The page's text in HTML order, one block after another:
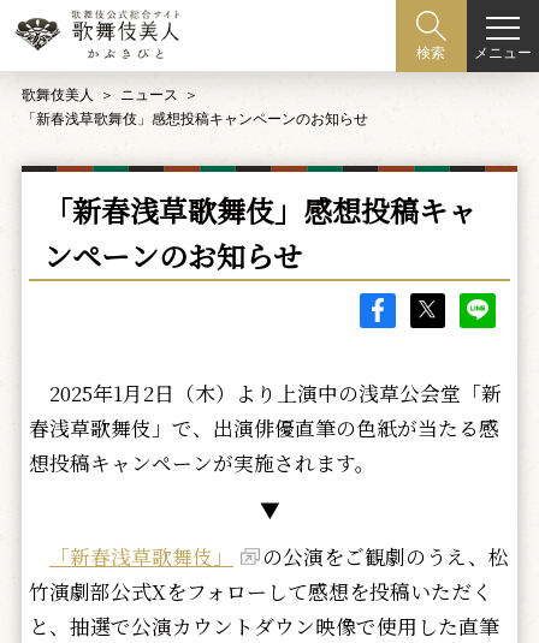
検索 メニュー
歌舞伎美人
ニュース
「新春浅草歌舞伎」感想投稿キャンペーンのお知らせ
「新春浅草歌舞伎」感想投稿キャ
ンペーンのお知らせ
2025年1月2日（木）より上演中の浅草公会堂「新
春浅草歌舞伎」で、出演俳優直筆の色紙が当たる感
想投稿キャンペーンが実施されます。
▼
「新春浅草歌舞伎」
の公演をご観劇のうえ、松
竹演劇部公式Xをフォローして感想を投稿いただく
と、抽選で公演カウントダウン映像で使用した直筆